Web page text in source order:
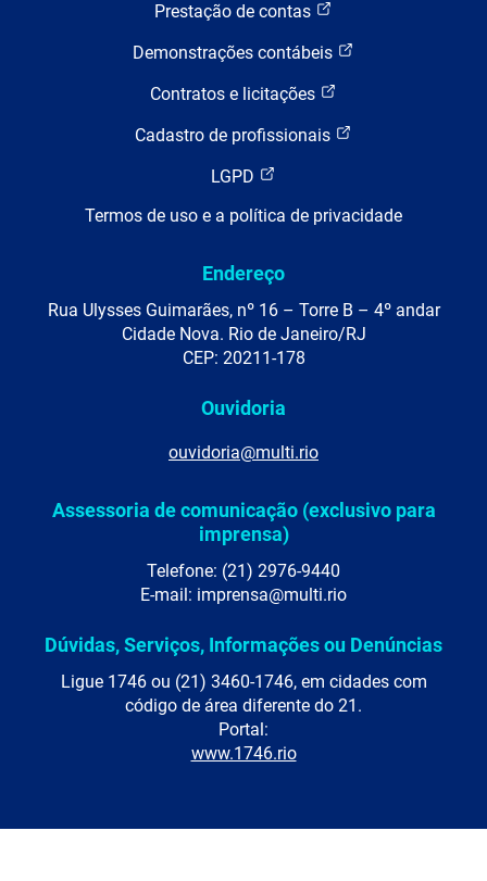
Prestação de contas
Demonstrações contábeis
Contratos e licitações
Cadastro de profissionais
LGPD
Termos de uso e a política de privacidade
Endereço
Rua Ulysses Guimarães, nº 16 – Torre B – 4º andar
Cidade Nova. Rio de Janeiro/RJ
CEP: 20211-178
Ouvidoria
ouvidoria@multi.rio
Assessoria de comunicação (exclusivo para
imprensa)
Telefone: (21) 2976-9440
E-mail: imprensa@multi.rio
Dúvidas, Serviços, Informações ou Denúncias
Ligue 1746 ou (21) 3460-1746, em cidades com
código de área diferente do 21.
Portal:
www.1746.rio